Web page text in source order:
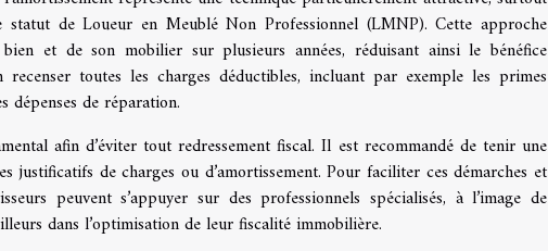
de Loueur en Meublé Non Professionnel (LMNP). Cette approche
et de son mobilier sur plusieurs années, réduisant ainsi le bénéfice
toutes les charges déductibles, incluant par exemple les primes
dépenses de réparation.
afin d’éviter tout redressement fiscal. Il est recommandé de tenir une
justificatifs de charges ou d’amortissement. Pour faciliter ces démarches et
peuvent s’appuyer sur des professionnels spécialisés, à l’image de
dans l’optimisation de leur fiscalité immobilière.